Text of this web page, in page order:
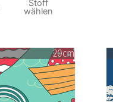
Stoff
wählen
20cm